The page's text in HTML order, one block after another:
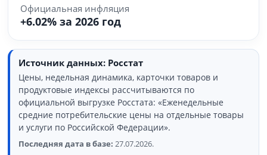
Официальная инфляция
+6.02% за 2026 год
Источник данных: Росстат
Цены, недельная динамика, карточки товаров и
продуктовые индексы рассчитываются по
официальной выгрузке Росстата: «Еженедельные
средние потребительские цены на отдельные товары
и услуги по Российской Федерации».
Последняя дата в базе: 27.07.2026.